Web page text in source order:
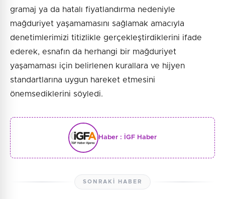
gramaj ya da hatalı fiyatlandırma nedeniyle
mağduriyet yaşamamasını sağlamak amacıyla
denetimlerimizi titizlikle gerçekleştirdiklerini ifade
ederek, esnafın da herhangi bir mağduriyet
yaşamaması için belirlenen kurallara ve hijyen
standartlarına uygun hareket etmesini
önemsediklerini söyledi.
Haber : İGF Haber
SONRAKI HABER